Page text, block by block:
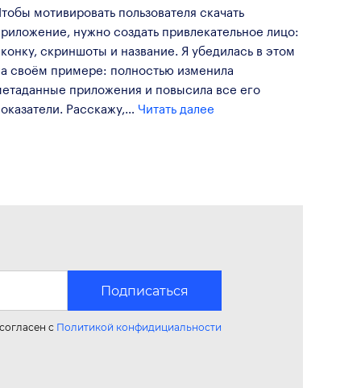
мотивировать пользователя скачать
нужно создать привлекательное лицо:
скриншоты и название. Я убедилась в этом
своём примере: полностью изменила
приложения и повысила все его
Расскажу,… Читать далее
Подписаться
с Политикой конфидициальности